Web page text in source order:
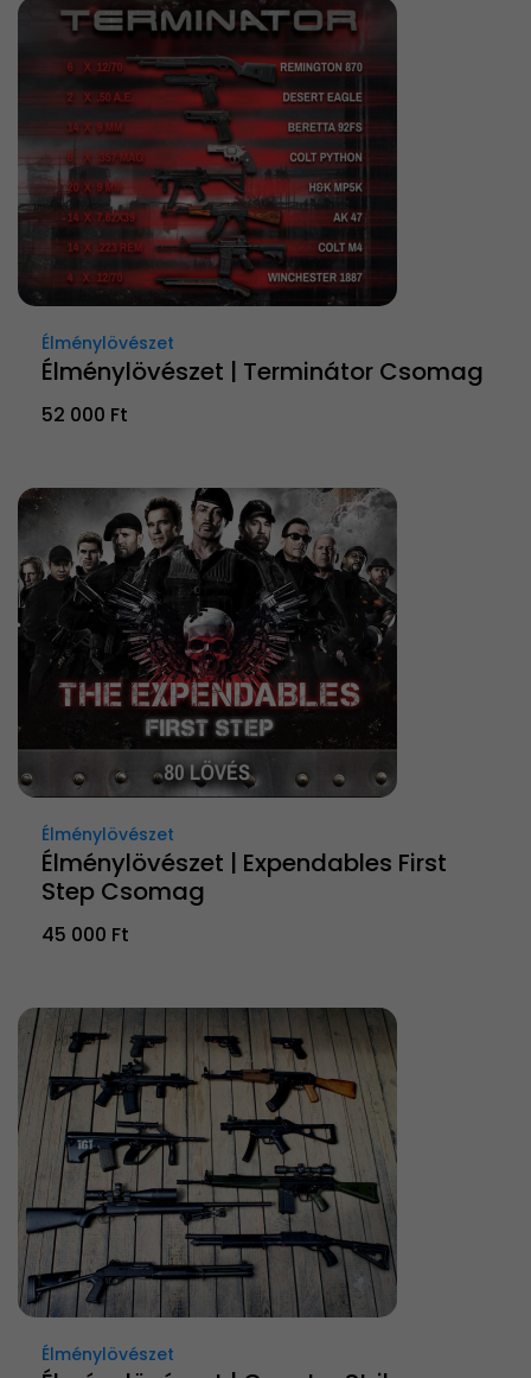
Élménylövészet
Élménylövészet | Terminátor Csomag
52 000 Ft
Élménylövészet
Élménylövészet | Expendables First
Step Csomag
45 000 Ft
Élménylövészet